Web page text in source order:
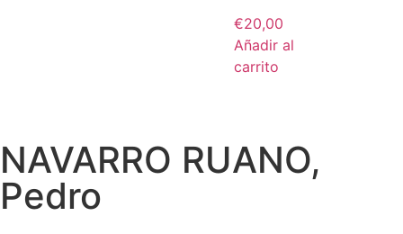
€20,00
Añadir al
carrito
NAVARRO RUANO,
Pedro